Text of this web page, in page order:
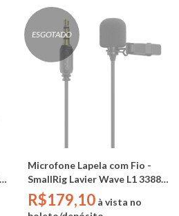
ESGOTADO
Microfone Lapela com Fio -
SmallRig Lavier Wave L1 3388B
( TRRS / TRS - 3.5mm )
R$179,10 à vista no